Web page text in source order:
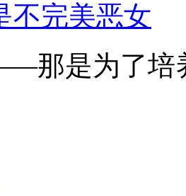
不完美恶女
那是为了培